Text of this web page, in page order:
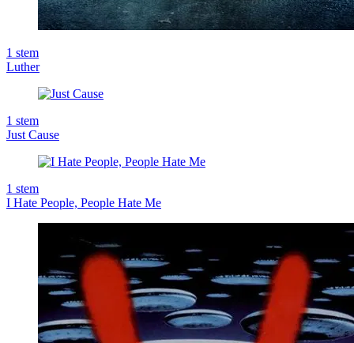
1 stem
Luther
1 stem
Just Cause
1 stem
I Hate People, People Hate Me